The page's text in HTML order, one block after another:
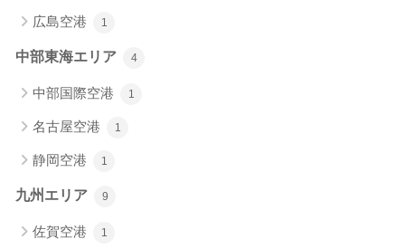
広島空港 1
中部東海エリア 4
中部国際空港 1
名古屋空港 1
静岡空港 1
九州エリア 9
佐賀空港 1